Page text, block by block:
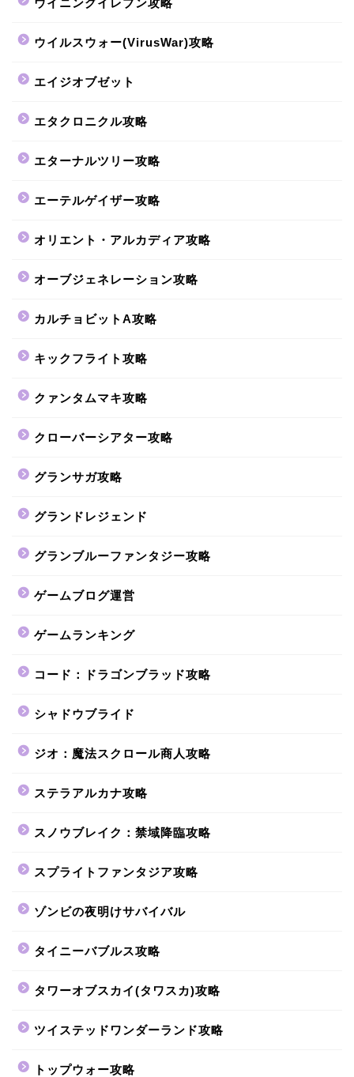
ウイルスウォー(VirusWar)攻略
エイジオブゼット
エタクロニクル攻略
エターナルツリー攻略
エーテルゲイザー攻略
オリエント・アルカディア攻略
オーブジェネレーション攻略
カルチョビットA攻略
キックフライト攻略
クァンタムマキ攻略
クローバーシアター攻略
グランサガ攻略
グランドレジェンド
グランブルーファンタジー攻略
ゲームブログ運営
ゲームランキング
コード：ドラゴンブラッド攻略
シャドウブライド
ジオ：魔法スクロール商人攻略
ステラアルカナ攻略
スノウブレイク：禁域降臨攻略
スプライトファンタジア攻略
ゾンビの夜明けサバイバル
タイニーバブルス攻略
タワーオブスカイ(タワスカ)攻略
ツイステッドワンダーランド攻略
トップウォー攻略